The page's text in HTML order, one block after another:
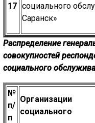
17 социального
Саранск»
Распределение
совокупностей
социального
№
п/
п
Организации
социального